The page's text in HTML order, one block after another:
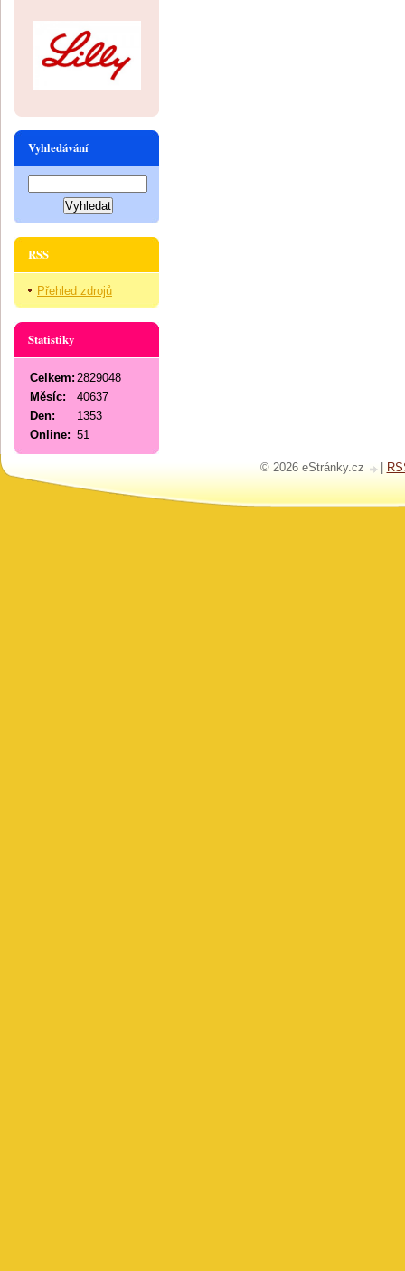
Vyhledávání
RSS
Přehled zdrojů
Statistiky
Online: 51
Celkem: 2829048
Měsíc:
40637
Den:
1353
© 2026 eStránky.cz